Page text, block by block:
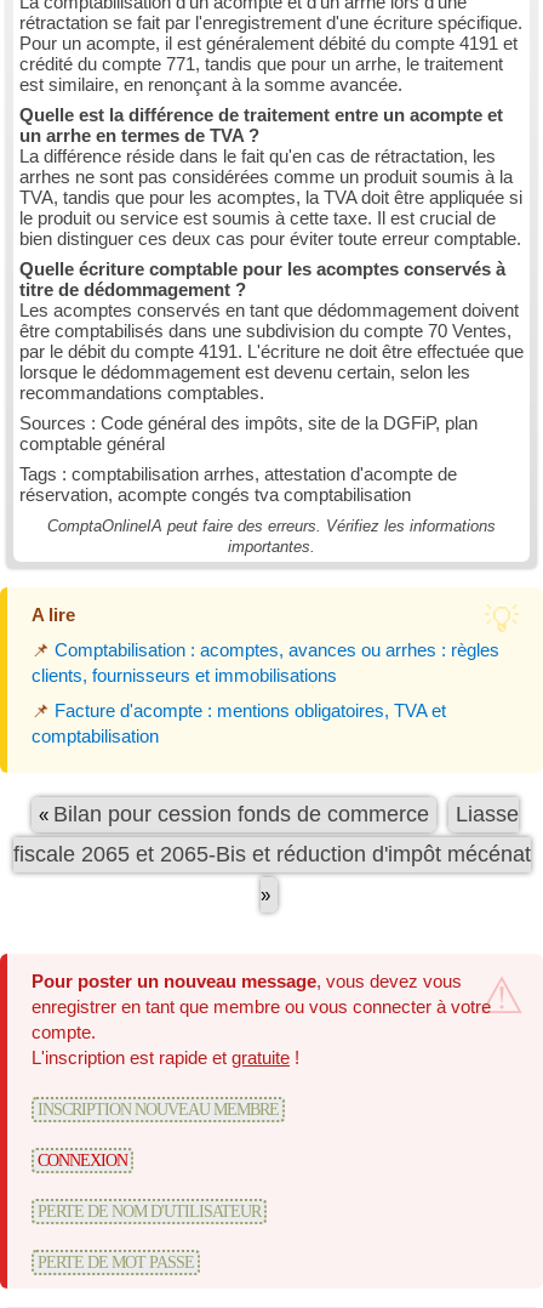
rétractation se fait par l'enregistrement d'une écriture spécifique.
Pour un acompte, il est généralement débité du compte 4191 et
crédité du compte 771, tandis que pour un arrhe, le traitement
est similaire, en renonçant à la somme avancée.
Quelle est la différence de traitement entre un acompte et
un arrhe en termes de TVA ?
La différence réside dans le fait qu'en cas de rétractation, les
arrhes ne sont pas considérées comme un produit soumis à la
TVA, tandis que pour les acomptes, la TVA doit être appliquée si
le produit ou service est soumis à cette taxe. Il est crucial de
bien distinguer ces deux cas pour éviter toute erreur comptable.
Quelle écriture comptable pour les acomptes conservés à
titre de dédommagement ?
Les acomptes conservés en tant que dédommagement doivent
être comptabilisés dans une subdivision du compte 70 Ventes,
par le débit du compte 4191. L'écriture ne doit être effectuée que
lorsque le dédommagement est devenu certain, selon les
recommandations comptables.
Sources : Code général des impôts, site de la DGFiP, plan
comptable général
Tags : comptabilisation arrhes, attestation d'acompte de
réservation, acompte congés tva comptabilisation
ComptaOnlineIA peut faire des erreurs. Vérifiez les informations
importantes.
A lire
📌 Comptabilisation : acomptes, avances ou arrhes : règles
clients, fournisseurs et immobilisations
📌 Facture d'acompte : mentions obligatoires, TVA et
comptabilisation
« Bilan pour cession fonds de commerce
Liasse
fiscale 2065 et 2065-Bis et réduction d'impôt mécénat
»
Pour poster un nouveau message, vous devez vous
enregistrer en tant que membre ou vous connecter à votre
compte.
L'inscription est rapide et gratuite !
INSCRIPTION NOUVEAU MEMBRE
CONNEXION
PERTE DE NOM D'UTILISATEUR
PERTE DE MOT PASSE